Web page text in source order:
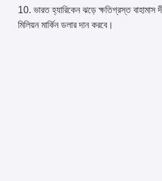
10. ভারত হ্যারিকেন ঝড়ে ক্ষতিগ্রস্ত বাহামাস
মিলিয়ন মার্কিন ডলার দান করবে।